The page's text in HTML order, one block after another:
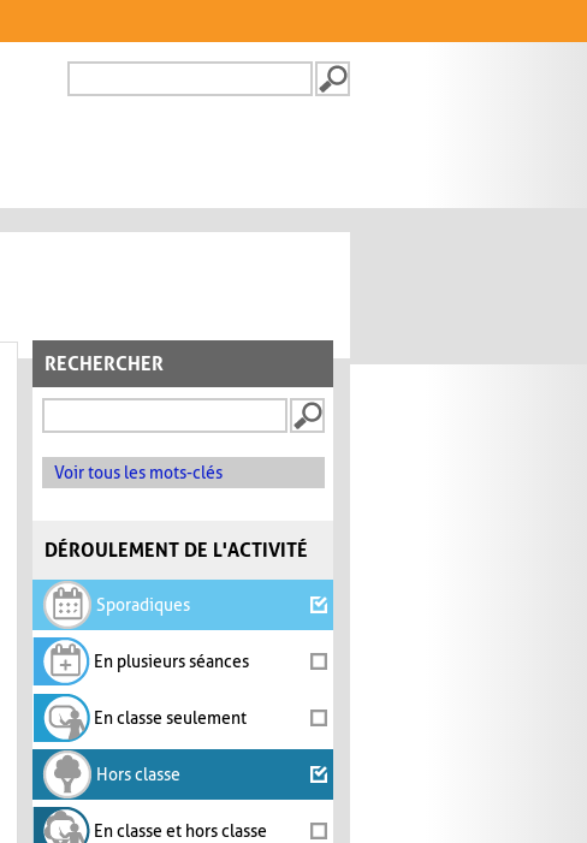
FORMULAIRE DE
RECHERCHER
Voir tous les mots-clés
DÉROULEMENT DE L'ACTIVITÉ
Sporadiques
En plusieurs séances
En classe seulement
Hors classe
En classe et hors classe